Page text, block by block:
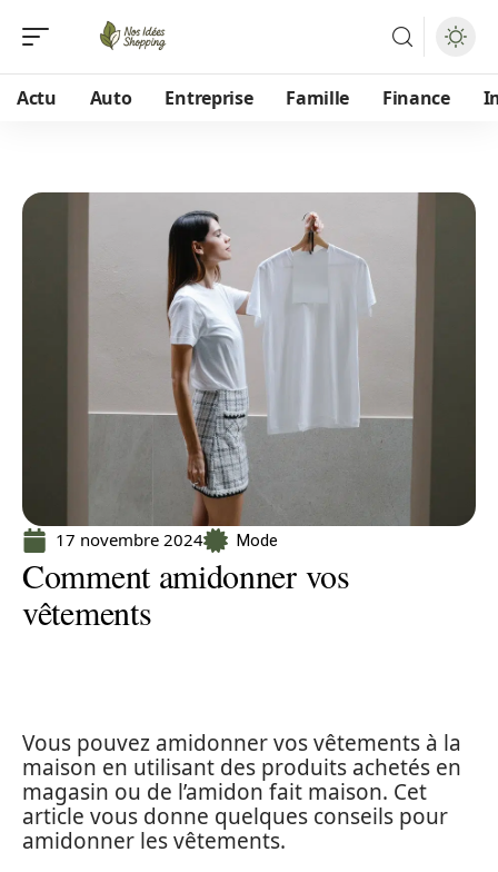
Actu Auto Entreprise Famille Finance
17 novembre 2024 Mode
Comment amidonner vos
vêtements
Vous pouvez amidonner vos vêtements à la
maison en utilisant des produits achetés en
magasin ou de l’amidon fait maison. Cet
article vous donne quelques conseils pour
amidonner les vêtements.